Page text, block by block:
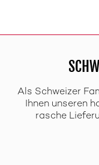
Als Schweizer
Ihnen unseren
rasche